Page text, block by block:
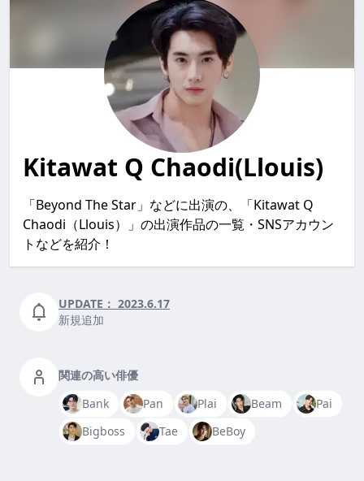
Kitawat Q Chaodi(Llouis)
「Beyond The Star」などに出演の、「Kitawat Q
Chaodi（Llouis）」の出演作品の一覧・SNSアカウン
トなどを紹介！
UPDATE： 2023.6.17
新規追加
関連の高い俳優
Bank
Pan Plai Beam
Pai
Bigboss
Tae BeBoy